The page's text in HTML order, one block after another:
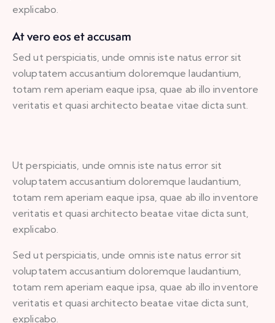
explicabo.
At vero eos et accusam
Sed ut perspiciatis, unde omnis iste natus error sit
voluptatem accusantium doloremque laudantium,
totam rem aperiam eaque ipsa, quae ab illo inventore
veritatis et quasi architecto beatae vitae dicta sunt.
Ut perspiciatis, unde omnis iste natus error sit
voluptatem accusantium doloremque laudantium,
totam rem aperiam eaque ipsa, quae ab illo inventore
veritatis et quasi architecto beatae vitae dicta sunt,
explicabo.
Sed ut perspiciatis, unde omnis iste natus error sit
voluptatem accusantium doloremque laudantium,
totam rem aperiam eaque ipsa, quae ab illo inventore
veritatis et quasi architecto beatae vitae dicta sunt,
explicabo.